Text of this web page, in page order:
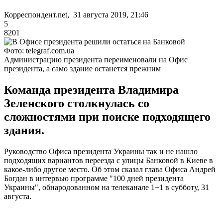
Корреспондент.net, 31 августа 2019, 21:46
5
8201
Фото: telegraf.com.ua
Администрацию президента переименовали на Офис
президента, а само здание останется прежним
Команда президента Владимира
Зеленского столкнулась со
сложностями при поиске подходящего
здания.
Руководство Офиса президента Украины так и не нашло
подходящих вариантов переезда с улицы Банковой в Киеве в
какое-либо другое место. Об этом сказал глава Офиса Андрей
Богдан в интервью программе "100 дней президента
Украины", обнародованном на телеканале 1+1 в субботу, 31
августа.